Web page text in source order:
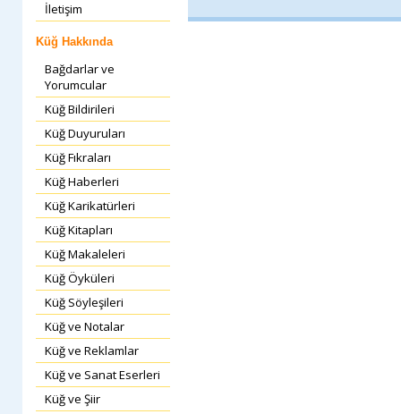
İletişim
Küğ Hakkında
Bağdarlar ve
Yorumcular
Küğ Bildirileri
Küğ Duyuruları
Küğ Fıkraları
Küğ Haberleri
Küğ Karikatürleri
Küğ Kitapları
Küğ Makaleleri
Küğ Öyküleri
Küğ Söyleşileri
Küğ ve Notalar
Küğ ve Reklamlar
Küğ ve Sanat Eserleri
Küğ ve Şiir